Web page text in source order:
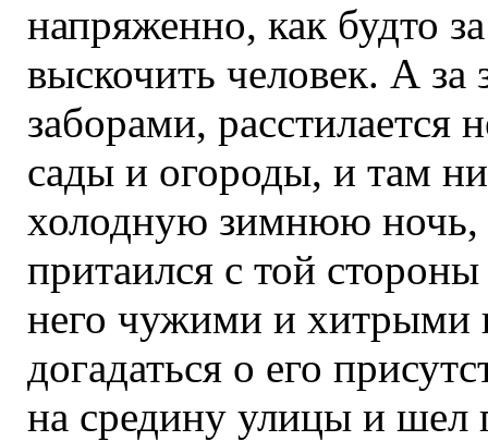
напряженно, как будто
выскочить человек. А
заборами, расстилается
сады и огороды, и там
холодную зимнюю ночь,
притаился с той
него чужими и хитрыми
догадаться о его
на средину улицы и шел